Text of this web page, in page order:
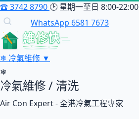
☎3742 8790 🕑 星期一至日 8:00-22:00
WhatsApp 6581 7673
維修快
❄ 冷氣維修 ▼
❄
冷氣維修 / 清洗
Air Con Expert - 全港冷氣工程專家